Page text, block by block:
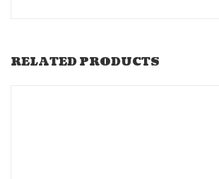
RELATED PRODUCTS